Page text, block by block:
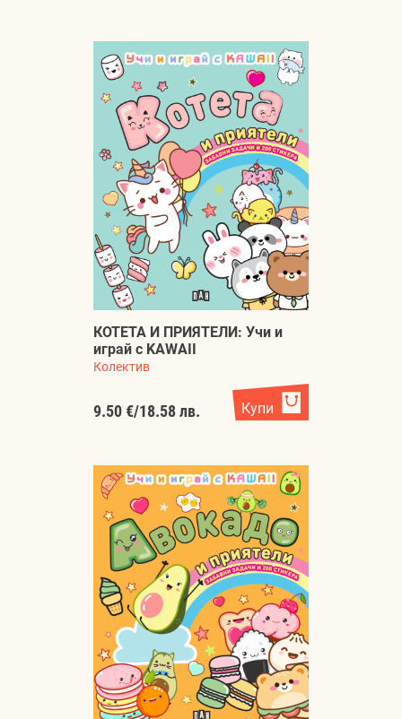
КОТЕТА И ПРИЯТЕЛИ: Учи и
играй с KAWAII
Колектив
9.50 €/18.58 лв. Купи